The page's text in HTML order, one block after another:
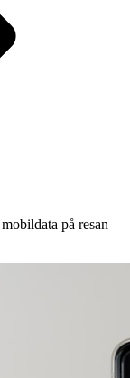
på resan